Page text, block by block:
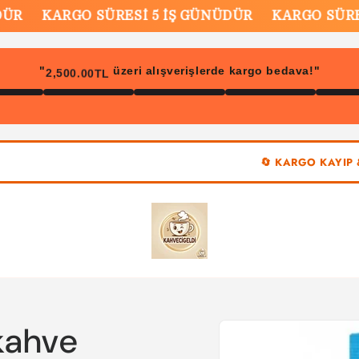
KARGO SÜRESİ 5 İŞ GÜNÜDÜR KARGO SÜRESİ
"2,500.00TL üzeri alışverişlerde kargo bedava!"
🔄 KARGO KAYIP &